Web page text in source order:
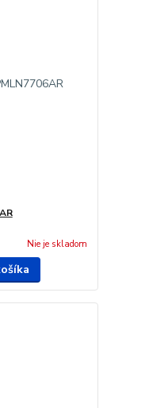
Nie je skladom